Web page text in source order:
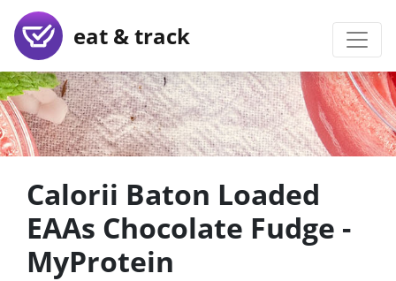
eat & track
Calorii Baton Loaded
EAAs Chocolate Fudge -
MyProtein